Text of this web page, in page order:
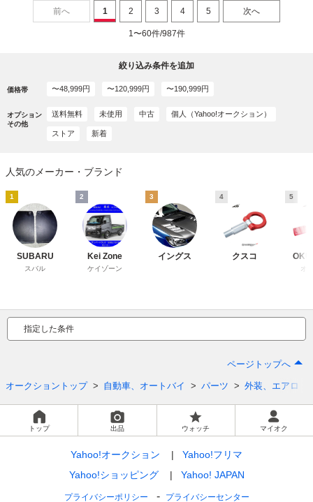
前へ 1 2 3 4 5 次へ
1〜60件/987件
絞り込み条件を追加
価格帯 〜48,999円 〜120,999円 〜190,999円
オプション
その他
送料無料 未使用 中古 個人（Yahoo!オークション）
ストア 新着
人気のメーカー・ブランド
1
SUBARU
スバル
2
Kei Zone
ケイゾーン
3
イングス
4
クスコ
5
オ
指定した条件
ページトップへ
オークショントップ 自動車、オートバイ パーツ 外装、エアロ
トップ 出品 ウォッチ マイオク
Yahoo!オークション
Yahoo!フリマ
Yahoo!ショッピング
Yahoo! JAPAN
プライバシーポリシー プライバシーセンター